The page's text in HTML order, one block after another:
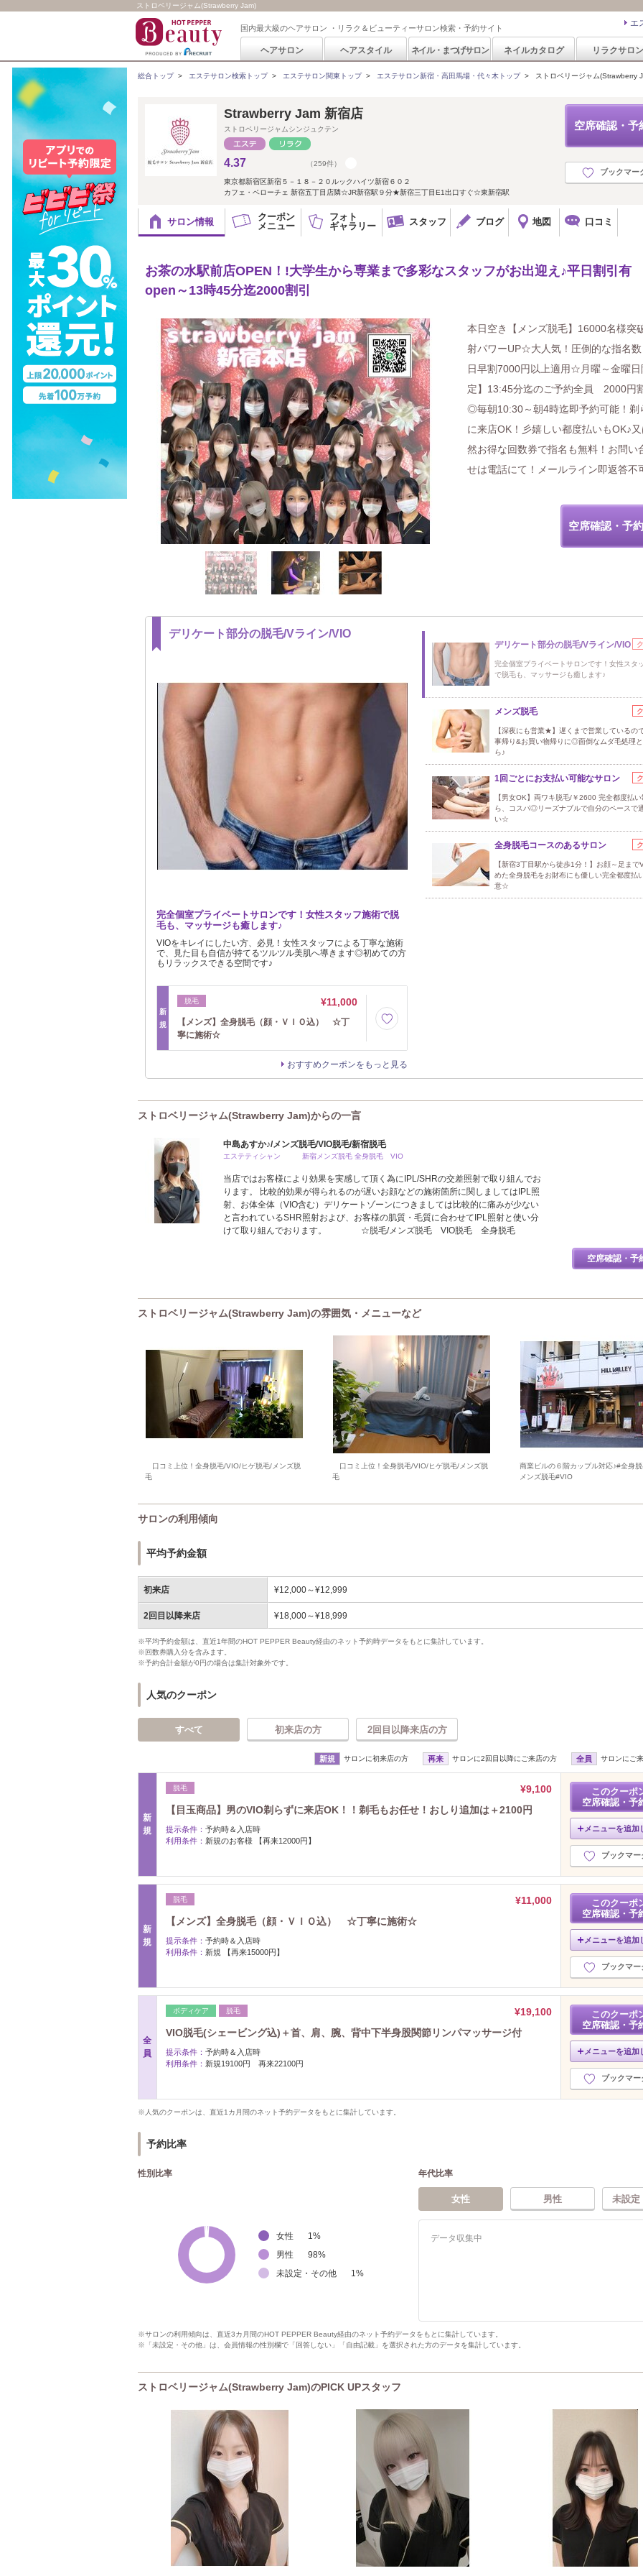
ストロベリージャム(Strawberry Jam)
国内最大級のヘアサロン ・リラク＆ビューティーサロン検索・予約サイト エ
ヘアサロン ヘアスタイル ネイル・まつげサロン ネイルカタログ リラクサロン
総合トップ> エステサロン検索トップ> エステサロン関東トップ> エステサロン新宿・高田馬場・代々木トップ> ストロベリージャム(Strawberry
空席確認・予
ブックマー
Strawberry Jam 新宿店
ストロベリージャムシンジュクテン
4.37 （259件）
東京都新宿区新宿５－１８－２０ルックハイツ新宿６０２
カフェ・ベローチェ 新宿五丁目店隣☆JR新宿駅９分★新宿三丁目E1出口すぐ☆東新宿駅
サロン情報
クーポン
メニュー
フォト
ギャラリー
スタッフ ブログ 地図 口コミ
お茶の水駅前店OPEN！!大学生から専業まで多彩なスタッフがお出迎え♪平日割引有
open～13時45分迄2000割引
本日空き【メンズ脱毛】16000名様突
射パワーUP☆大人気！圧倒的な指名
日早割7000円以上適用☆月曜～金曜日
定】13:45分迄のご予約全員 2000円
◎毎朝10:30～朝4時迄即予約可能！剃
に来店OK！彡嬉しい都度払いもOK♪
然お得な回数券で指名も無料！お問い
せは電話にて！メールライン即返答不
空席確認・予
デリケート部分の脱毛/Vライン/VIO
完全個室プライベートサロンです！女性スタッフ施術で脱
毛も、マッサージも癒します♪
VIOをキレイにしたい方、必見！女性スタッフによる丁寧な施術
で、見た目も自信が持てるツルツル美肌へ導きます◎初めての方
もリラックスできる空間です♪
新
規
脱毛 ¥11,000
【メンズ】全身脱毛（顔・ＶＩＯ込） ☆丁
寧に施術☆
おすすめクーポンをもっと見る
デリケート部分の脱毛/Vライン/VIO
完全個室プライベートサロンです！女性スタ
で脱毛も、マッサージも癒します♪
メンズ脱毛
【深夜にも営業★】遅くまで営業しているの
事帰り&お買い物帰りに◎面倒なムダ毛処理
ら♪
1回ごとにお支払い可能なサロン
【男女OK】両ワキ脱毛/￥2600 完全都度払
ら、コスパ◎リーズナブルで自分のペースで
い☆
全身脱毛コースのあるサロン
【新宿3丁目駅から徒歩1分！】お顔～足まで
めた全身脱毛をお財布にも優しい完全都度払
意☆
ストロベリージャム(Strawberry Jam)からの一言
中島あすか♪/メンズ脱毛/VIO脱毛/新宿脱毛
エステティシャン 新宿メンズ脱毛 全身脱毛 VIO
当店ではお客様により効果を実感して頂く為にIPL/SHRの交差照射で取り組んでお
ります。 比較的効果が得られるのが遅いお顔などの施術箇所に関しましてはIPL照
射、お体全体（VIO含む）デリケートゾーンにつきましては比較的に痛みが少ない
と言われているSHR照射および、お客様の肌質・毛質に合わせてIPL照射と使い分
けて取り組んでおります。 ☆脱毛/メンズ脱毛 VIO脱毛 全身脱毛
空席確認・予
ストロベリージャム(Strawberry Jam)の雰囲気・メニューなど
口コミ上位！全身脱毛/VIO/ヒゲ脱毛/メンズ脱
毛
口コミ上位！全身脱毛/VIO/ヒゲ脱毛/メンズ脱
毛
商業ビルの６階カップル対応♪#全身
メンズ脱毛#VIO
サロンの利用傾向
平均予約金額
初来店 ¥12,000～¥12,999
2回目以降来店 ¥18,000～¥18,999
※平均予約金額は、直近1年間のHOT PEPPER Beauty経由のネット予約時データをもとに集計しています。
※回数券購入分を含みます。
※予約合計金額が0円の場合は集計対象外です。
人気のクーポン
すべて 初来店の方 2回目以降来店の方
新規 サロンに初来店の方 再来 サロンに2回目以降にご来店の方 全員 サロンにご
新
規
脱毛
¥9,100
【目玉商品】男のVIO剃らずに来店OK！！剃毛もお任せ！おしり追加は＋2100円
提示条件： 予約時＆入店時
利用条件： 新規のお客様 【再来12000円】
このクーポ
空席確認・予
メニューを追加
ブックマー
新
規
脱毛
¥11,000
【メンズ】全身脱毛（顔・ＶＩＯ込） ☆丁寧に施術☆
提示条件： 予約時＆入店時
利用条件： 新規 【再来15000円】
このクーポ
空席確認・予
メニューを追加
ブックマー
全
員
ボディケア 脱毛
¥19,100
VIO脱毛(シェービング込)＋首、肩、腕、背中下半身股関節リンパマッサージ付
提示条件： 予約時＆入店時
利用条件： 新規19100円 再来22100円
このクーポ
空席確認・予
メニューを追加
ブックマー
※人気のクーポンは、直近1カ月間のネット予約データをもとに集計しています。
予約比率
性別比率
女性 1 %
男性
98%
未設定・その他
1 %
年代比率
女性 男性 未設定
データ収集中
※サロンの利用傾向は、直近3カ月間のHOT PEPPER Beauty経由のネット予約データをもとに集計しています。
※「未設定・その他」は、会員情報の性別欄で「回答しない」「自由記載」を選択された方のデータを集計しています。
ストロベリージャム(Strawberry Jam)のPICK UPスタッフ